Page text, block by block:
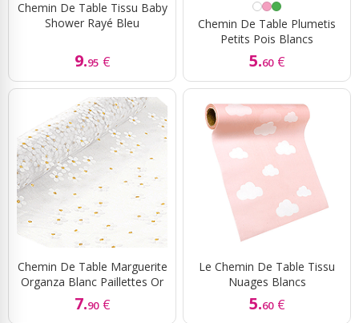
Chemin De Table Tissu Baby
Shower Rayé Bleu
9.95 €
Chemin De Table Plumetis
Petits Pois Blancs
5.60 €
Chemin De Table Marguerite
Organza Blanc Paillettes Or
7.90 €
Le Chemin De Table Tissu
Nuages Blancs
5.60 €